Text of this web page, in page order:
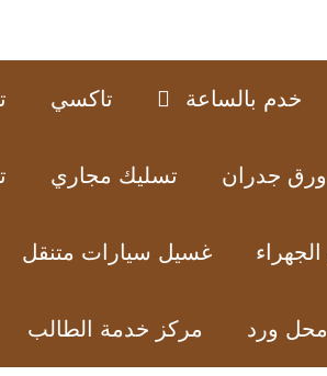
خدم بالساعة تاكسي
جدران تسليك مجاري
غسيل سيارات متنقل
محل ورد مركز خدمة الطالب